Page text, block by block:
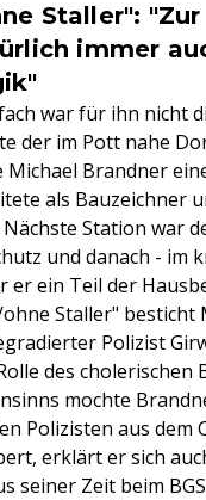
Staller":
immer
war für ihn nicht
der im Pott nahe
Michael Brandner
als Bauzeichner
Station war
und danach - im
er ein Teil der
Staller" besticht
Polizist
des cholerischen
mochte
Polizisten aus dem
erklärt er sich
seiner Zeit beim